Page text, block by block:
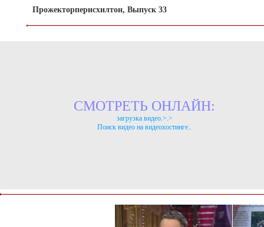
Прожекторперисхилтон, Выпуск 33
СМОТРЕТЬ ОНЛАЙН:
загрузка видео.>.>
Поиск видео на видеохостинге..